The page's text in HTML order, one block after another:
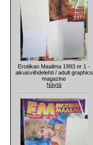
Erotiikan Maailma 1993 nr 1 -
aikuisviihdelehti / adult graphics
magazine
Näytä